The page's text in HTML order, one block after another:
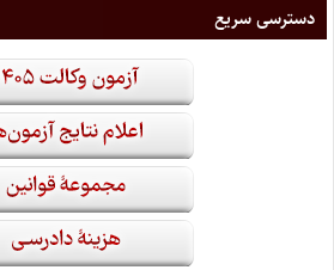
دسترسی سریع